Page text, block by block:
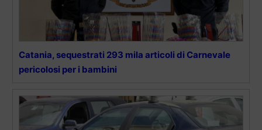
Catania, sequestrati 293 mila articoli di Carnevale
pericolosi per i bambini